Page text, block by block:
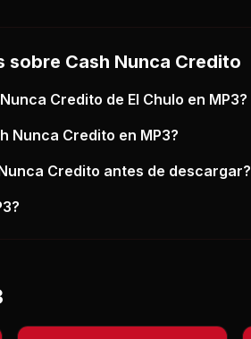
sobre Cash Nunca Credito
Credito de El Chulo en MP3?
Nunca Credito en MP3?
Credito antes de descargar?